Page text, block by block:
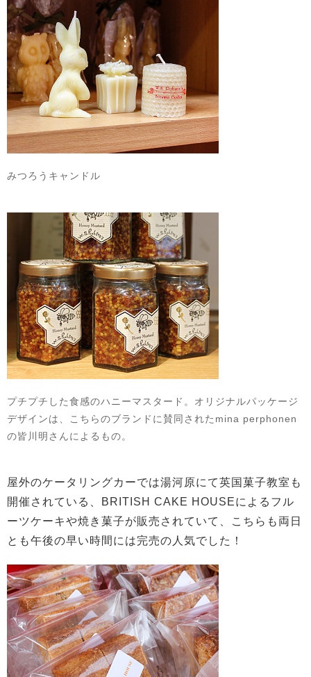
みつろうキャンドル
プチプチした食感のハニーマスタード。オリジナルパッケージ
デザインは、こちらのブランドに賛同されたmina perphonen
の皆川明さんによるもの。
屋外のケータリングカーでは湯河原にて英国菓子教室も
開催されている、BRITISH CAKE HOUSEによるフル
ーツケーキや焼き菓子が販売されていて、こちらも両日
とも午後の早い時間には完売の人気でした！